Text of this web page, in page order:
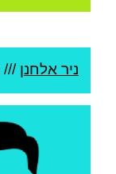
ניר אלחנן ///